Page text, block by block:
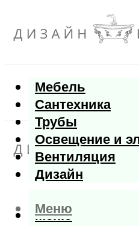
Мебель
Сантехника
Трубы
Освещение и
Вентиляция
Дизайн
Меню
Меню